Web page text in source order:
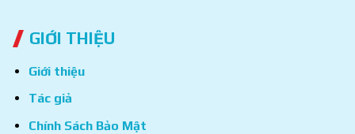
GIỚI THIỆU
Giới thiệu
Tác giả
Chính Sách Bảo Mật